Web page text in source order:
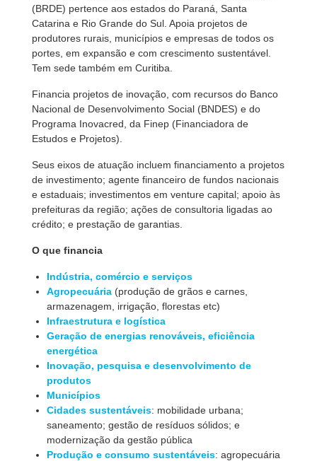
(BRDE) pertence aos estados do Paraná, Santa
Catarina e Rio Grande do Sul. Apoia projetos de
produtores rurais, municípios e empresas de todos os
portes, em expansão e com crescimento sustentável.
Tem sede também em Curitiba.
Financia projetos de inovação, com recursos do Banco
Nacional de Desenvolvimento Social (BNDES) e do
Programa Inovacred, da Finep (Financiadora de
Estudos e Projetos).
Seus eixos de atuação incluem financiamento a projetos
de investimento; agente financeiro de fundos nacionais
e estaduais; investimentos em venture capital; apoio às
prefeituras da região; ações de consultoria ligadas ao
crédito; e prestação de garantias.
O que financia
Indústria, comércio e serviços
Agropecuária (produção de grãos e carnes,
armazenagem, irrigação, florestas etc)
Infraestrutura e logística
Geração de energias renováveis, eficiência
energética
Inovação, pesquisa e desenvolvimento de
produtos
Municípios
Cidades sustentáveis: mobilidade urbana;
saneamento; gestão de resíduos sólidos; e
modernização da gestão pública
Produção e consumo sustentáveis: agropecuária